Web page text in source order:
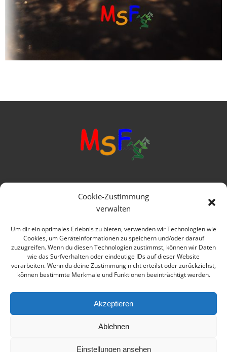
Cookie-Zustimmung
verwalten
Um dir ein optimales Erlebnis zu bieten, verwenden wir Technologien wie
Cookies, um Geräteinformationen zu speichern und/oder darauf
zuzugreifen. Wenn du diesen Technologien zustimmst, können wir Daten
wie das Surfverhalten oder eindeutige IDs auf dieser Website
verarbeiten. Wenn du deine Zustimmung nicht erteilst oder zurückziehst,
können bestimmte Merkmale und Funktionen beeinträchtigt werden.
Akzeptieren
Ablehnen
Einstellungen ansehen
Ringstraße 1
95119 Naila
Telefon: 09282 979080
E-mail: verwaltung@msfrankenwald.de
Impressum Datenschutz